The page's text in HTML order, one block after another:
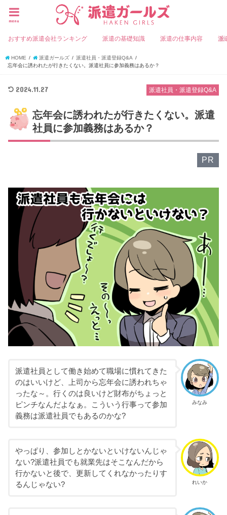
menu
おすすめ派遣会社ランキング 派遣の基礎知識 派遣の仕事内容 派
HOME 派遣ガールズ
派遣社員・派遣登録Q&A
忘年会に誘われたが行きたくない。派遣社員に参加義務はあるか？
派遣社員・派遣登録Q&A
2024.11.27
忘年会に誘われたが行きたくない。派遣
社員に参加義務はあるか？
PR
みなみ
派遣社員として働き始めて職場に慣れてきた
のはいいけど、上司から忘年会に誘われちゃ
ったな～。行くのは良いけど財布がちょっと
ピンチなんだよなぁ。こういう行事って参加
義務は派遣社員でもあるのかな?
れいか
やっぱり、参加しとかないといけないんじゃ
ない?派遣社員でも就業先はそこなんだから
行かないと後で、更新してくれなかったりす
るんじゃない?